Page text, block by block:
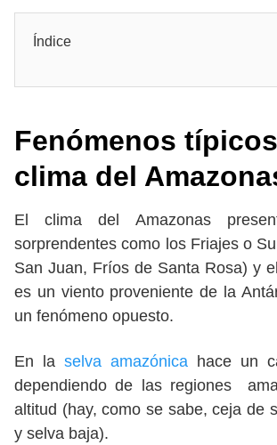
Índice
Fenómenos
clima del
El clima del Amazonas
sorprendentes como los Friajes o
San Juan, Fríos de Santa Rosa) y
es un viento proveniente de la
un fenómeno opuesto.
En la selva amazónica hace un
dependiendo de las regiones
altitud (hay, como se sabe, ceja de
y selva baja).